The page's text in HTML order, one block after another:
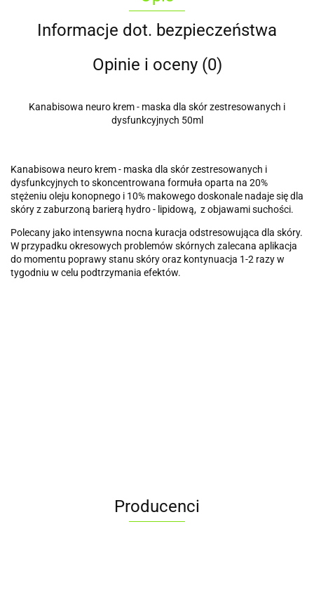
Informacje dot. bezpieczeństwa
Opinie i oceny (0)
Kanabisowa neuro krem - maska dla skór zestresowanych i
dysfunkcyjnych 50ml
Kanabisowa neuro krem - maska dla skór zestresowanych i
dysfunkcyjnych to skoncentrowana formuła oparta na 20%
stężeniu oleju konopnego i 10% makowego doskonale nadaje się dla
skóry z zaburzoną barierą hydro - lipidową, z objawami suchości.
Polecany jako intensywna nocna kuracja odstresowująca dla skóry.
W przypadku okresowych problemów skórnych zalecana aplikacja
do momentu poprawy stanu skóry oraz kontynuacja 1-2 razy w
tygodniu w celu podtrzymania efektów.
Producenci